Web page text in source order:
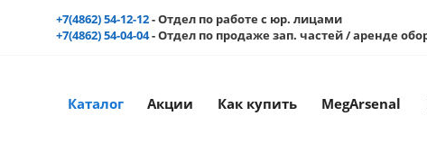
+7(4862) 54-12-12- Отдел по работе с юр. лицами
+7(4862) 54-04-04- Отдел по продаже зап. частей / аренде
Каталог Акции Как купить MegArsenal